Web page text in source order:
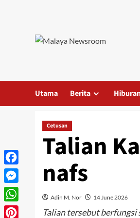
Utama Berita
Cetusan
Talian
nafs
Adin M. Nor 14 June 2026
Talian tersebut
Facebook
Messenger
WhatsApp